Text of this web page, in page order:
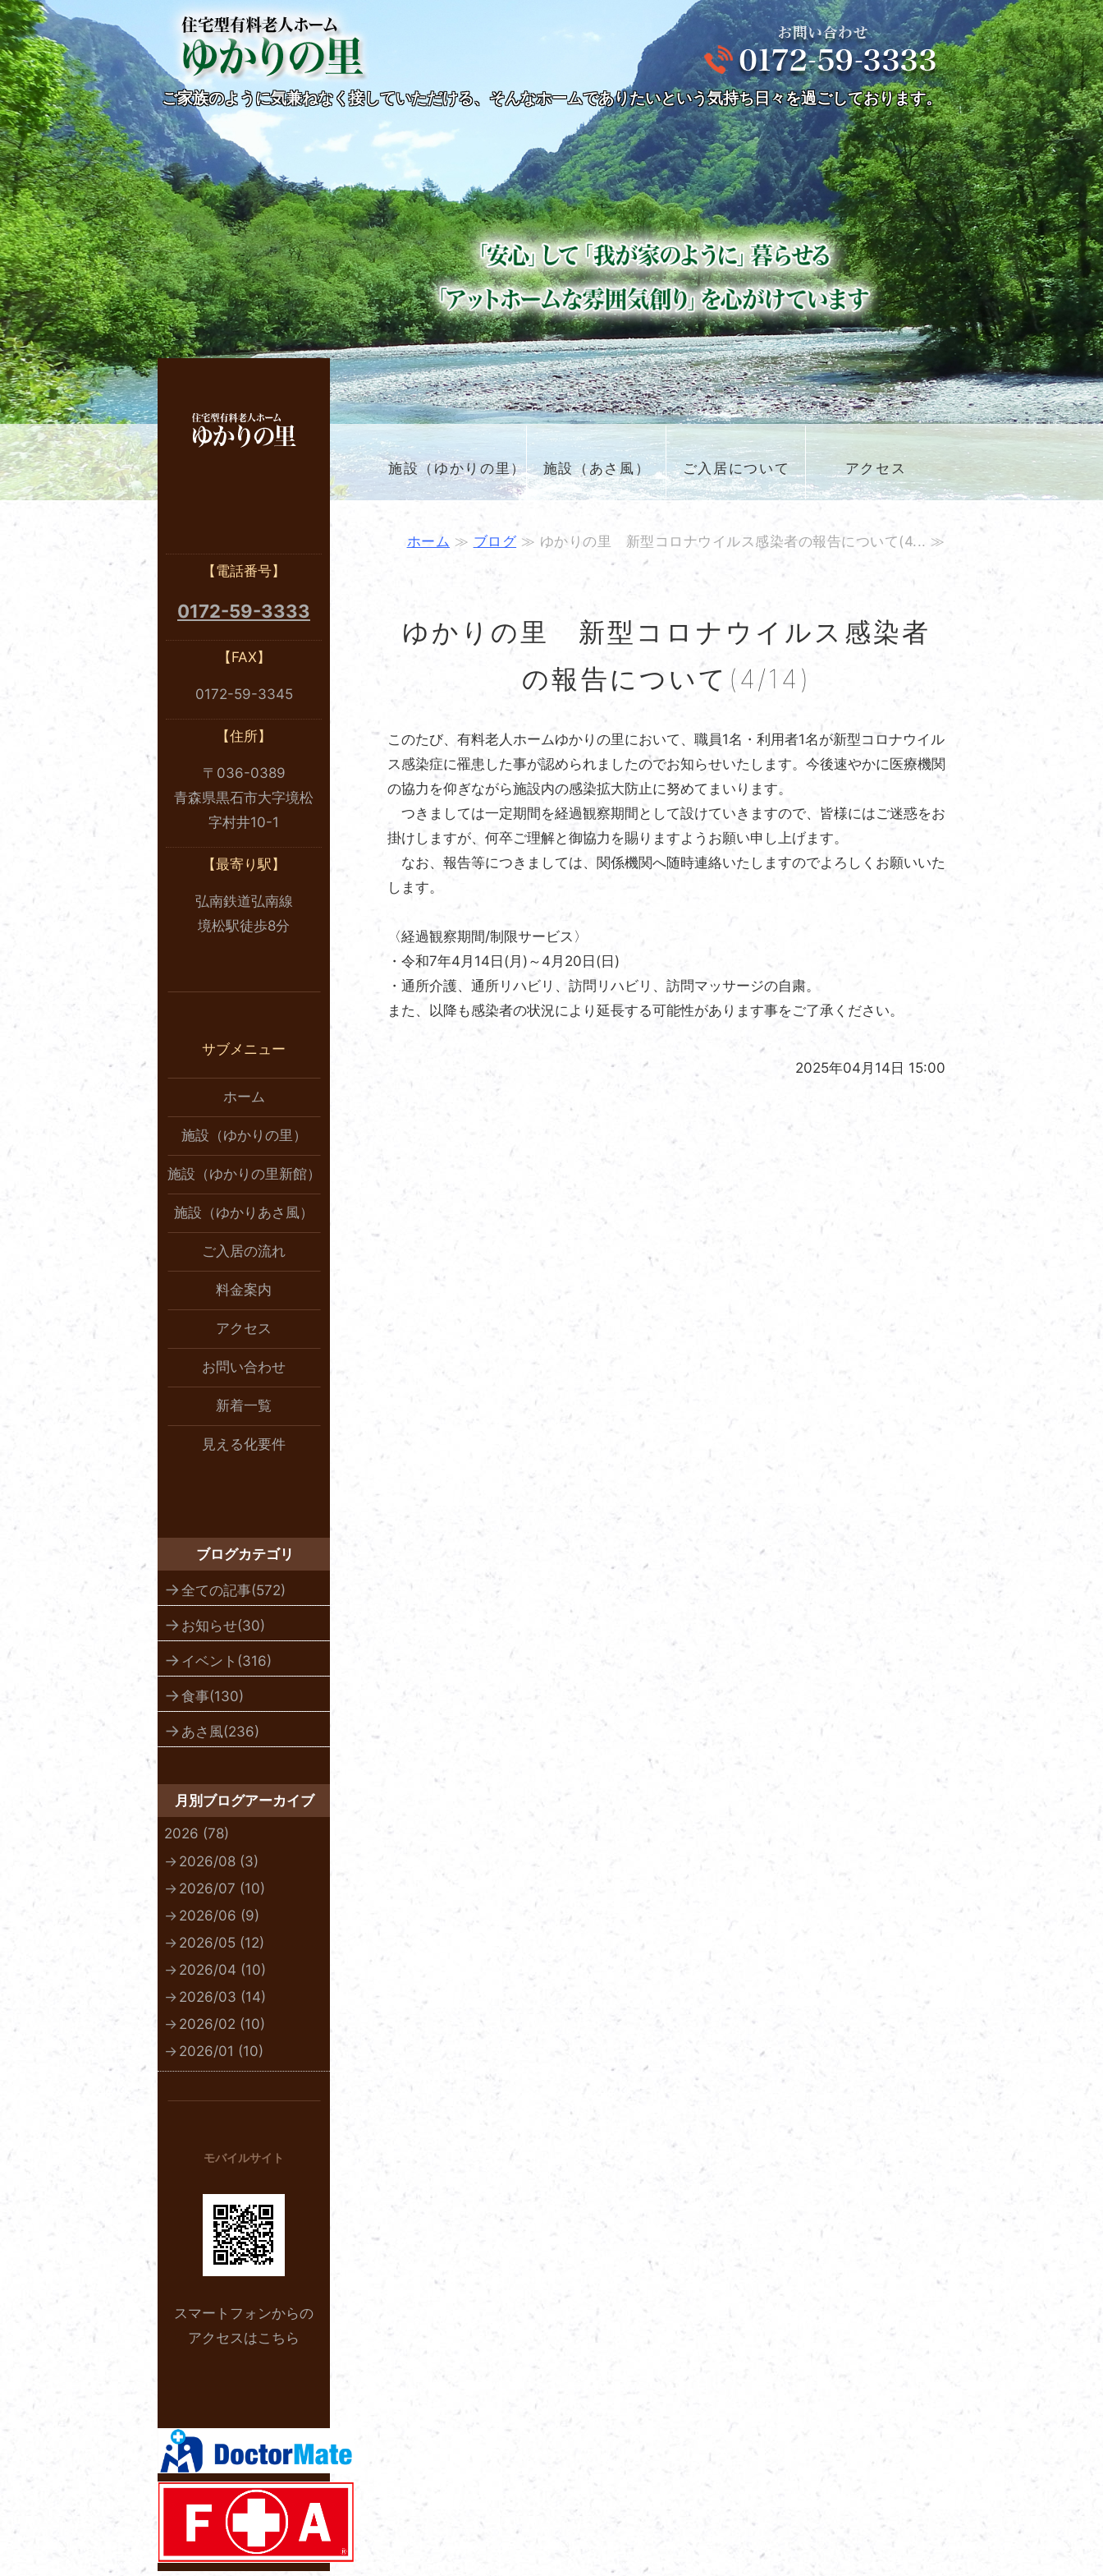
ゆかりの里・ゆかりあさ風｜青森県黒石市・田舎館村の住宅型有料老人ホーム
ご家族のように気兼ねなく接していただける、そんなホームでありたいという気持ち日々を過ごしております。
ホーム
施設（ゆかりの里） 施設（あさ風） ご入居について アクセス
ホーム ≫ ブログ≫ ゆかりの里 新型コロナウイルス感染者の報告について(4... ≫
ゆかりの里 新型コロナウイルス感染者
の報告について(4/14)
このたび、有料老人ホームゆかりの里において、職員1名・利用者1名が新型コロナウイル
ス感染症に罹患した事が認められましたのでお知らせいたします。今後速やかに医療機関
の協力を仰ぎながら施設内の感染拡大防止に努めてまいります。
つきましては一定期間を経過観察期間として設けていきますので、皆様にはご迷惑をお
掛けしますが、何卒ご理解と御協力を賜りますようお願い申し上げます。
なお、報告等につきましては、関係機関へ随時連絡いたしますのでよろしくお願いいた
します。
〈経過観察期間/制限サービス〉
・令和7年4月14日(月)～4月20日(日)
・通所介護、通所リハビリ、訪問リハビリ、訪問マッサージの自粛。
また、以降も感染者の状況により延長する可能性があります事をご了承ください。
2025年04月14日 15:00
【電話番号】
0172-59-3333
【FAX】
0172-59-3345
【住所】
〒036-0389
青森県黒石市大字境松
字村井10-1
【最寄り駅】
弘南鉄道弘南線
境松駅徒歩8分
サブメニュー
ホーム
施設（ゆかりの里）
施設（ゆかりの里新館）
施設（ゆかりあさ風）
ご入居の流れ
料金案内
アクセス
お問い合わせ
新着一覧
見える化要件
ブログカテゴリ
全ての記事(572)
お知らせ(30)
イベント(316)
食事(130)
あさ風(236)
月別ブログアーカイブ
2026 (78)
2026/08 (3)
2026/07 (10)
2026/06 (9)
2026/05 (12)
2026/04 (10)
2026/03 (14)
2026/02 (10)
2026/01 (10)
モバイルサイト
スマートフォンからの
アクセスはこちら